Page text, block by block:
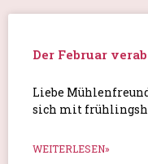
Der Februar
Liebe
sich mit
WEITERLESEN»